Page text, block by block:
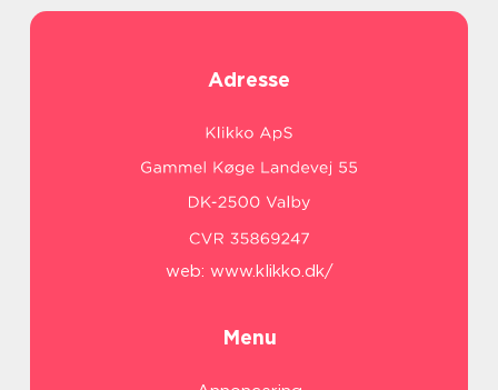
Adresse
web: www.klikko.dk/
Menu